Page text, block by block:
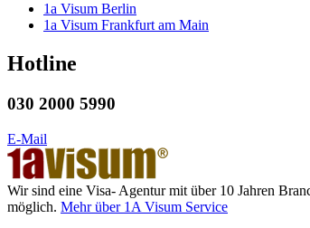
1a Visum Berlin
1a Visum Frankfurt am Main
Hotline
030 2000 5990
E-Mail
Wir sind eine Visa- Agentur mit über 10 Jahren
möglich. Mehr über 1A Visum Service